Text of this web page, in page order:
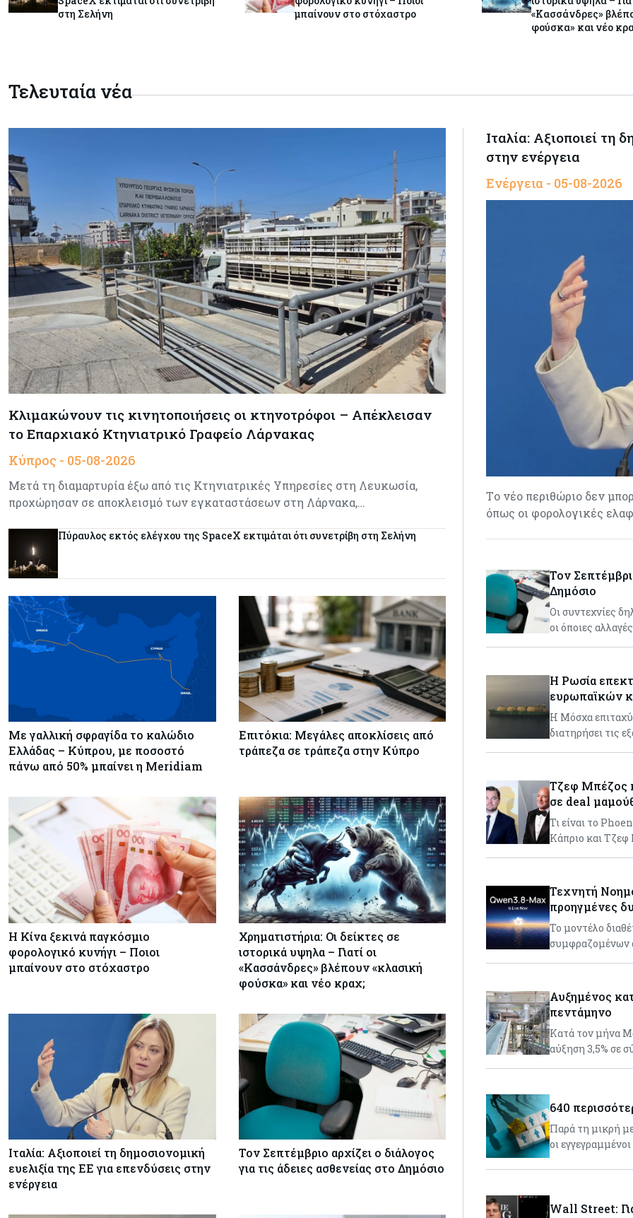
στη Σελήνη
μπαίνουν στο στόχαστρο
«Κασσάνδρες»
φούσκα» και νέο
Τελευταία νέα
Κλιμακώνουν τις κινητοποιήσεις οι κτηνοτρόφοι – Απέκλεισαν
το Επαρχιακό Κτηνιατρικό Γραφείο Λάρνακας
Κύπρος - 05-08-2026
Μετά τη διαμαρτυρία έξω από τις Κτηνιατρικές Υπηρεσίες στη Λευκωσία,
προχώρησαν σε αποκλεισμό των εγκαταστάσεων στη Λάρνακα,…
Πύραυλος εκτός ελέγχου της SpaceX εκτιμάται ότι συνετρίβη στη Σελήνη
Με γαλλική σφραγίδα το καλώδιο
Ελλάδας – Κύπρου, με ποσοστό
πάνω από 50% μπαίνει η Meridiam
Επιτόκια: Μεγάλες αποκλίσεις από
τράπεζα σε τράπεζα στην Κύπρο
Η Κίνα ξεκινά παγκόσμιο
φορολογικό κυνήγι – Ποιοι
μπαίνουν στο στόχαστρο
Χρηματιστήρια: Οι δείκτες σε
ιστορικά υψηλα – Γιατί οι
«Κασσάνδρες» βλέπουν «κλασική
φούσκα» και νέο κραχ;
Ιταλία: Αξιοποιεί τη δημοσιονομική
ευελιξία της ΕΕ για επενδύσεις στην
ενέργεια
Τον Σεπτέμβριο αρχίζει ο διάλογος
για τις άδειες ασθενείας στο Δημόσιο
Ιταλία: Αξιοποιεί τη
στην ενέργεια
Ενέργεια - 05-08-2026
Tο νέο περιθώριο δεν
όπως οι φορολογικές
Τον
Δημόσιο
Οι συντεχνίες
οι όποιες
Η Ρωσία
ευρωπαϊκών
Η Μόσχα
διατηρήσει τις
Τζεφ Μπέζος
σε deal
Τι είναι το
Κάπριο και
Τεχνητή
προηγμένες
Το μοντέλο
συμφραζομένων
Αυξημένος
πεντάμηνο
Κατά τον μήνα
αύξηση 3,5% σε
640
Παρά τη μικρή
οι
Wall Street: